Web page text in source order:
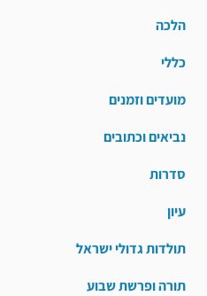
הלכה
כללי
מועדים וזמנים
נביאים וכתובים
סדרות
עיון
תולדות גדולי ישראל
תורה ופרשת שבוע